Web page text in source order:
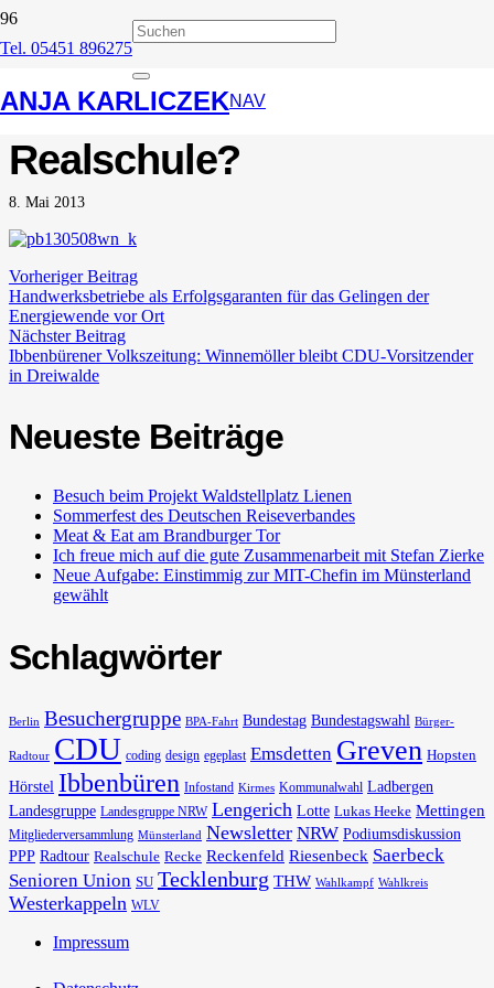
Tel. 05451 896275
ANJA KARLICZEKNAV
IVZ: Ein Kunstrasenplatz
für die Anne-Frank-
Realschule?
8. Mai 2013
Vorheriger Beitrag
Handwerksbetriebe als Erfolgsgaranten für das Gelingen der
Energiewende vor Ort
Nächster Beitrag
Ibbenbürener Volkszeitung: Winnemöller bleibt CDU-Vorsitzender
in Dreiwalde
Neueste Beiträge
Besuch beim Projekt Waldstellplatz Lienen
Sommerfest des Deutschen Reiseverbandes
Meat & Eat am Brandburger Tor
Ich freue mich auf die gute Zusammenarbeit mit Stefan Zierke
Neue Aufgabe: Einstimmig zur MIT-Chefin im Münsterland
gewählt
Schlagwörter
Berlin Besuchergruppe BPA-Fahrt Bundestag Bundestagswahl Bürger-
Radtour CDU coding design egeplast Emsdetten Greven Hopsten
Hörstel Ibbenbüren Infostand Kirmes Kommunalwahl Ladbergen
Landesgruppe Landesgruppe NRW Lengerich Lotte Lukas Heeke Mettingen
Mitgliederversammlung Münsterland Newsletter NRW Podiumsdiskussion
PPP Radtour Realschule Recke Reckenfeld Riesenbeck Saerbeck
Senioren Union SU Tecklenburg THW Wahlkampf Wahlkreis
Westerkappeln WLV
Impressum